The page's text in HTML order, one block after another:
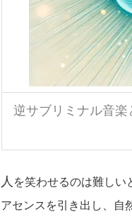
逆サブリミナル音
人 を笑わせるのは難し
アセンスを引き出し、自